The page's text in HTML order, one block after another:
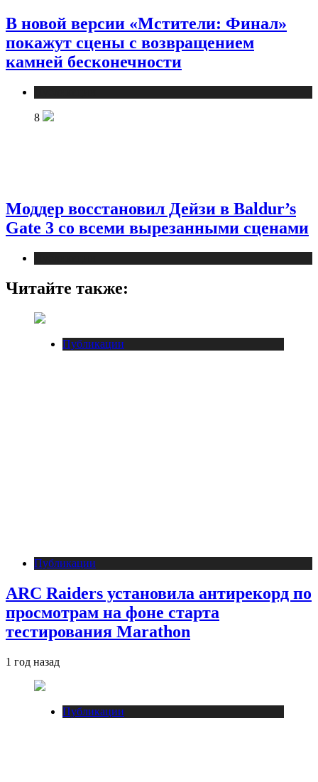
В новой версии «Мстители: Финал»
покажут сцены с возвращением
камней бесконечности
8
Моддер восстановил Дейзи в Baldur’s
Gate 3 со всеми вырезанными сценами
Читайте также:
Публикации
Публикации
ARC Raiders установила антирекорд по
просмотрам на фоне старта
тестирования Marathon
1 год назад
Публикации